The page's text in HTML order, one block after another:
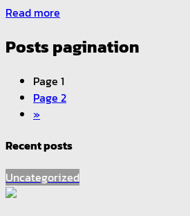
Read more
Posts pagination
Page 1
Page 2
»
Recent posts
Uncategorized